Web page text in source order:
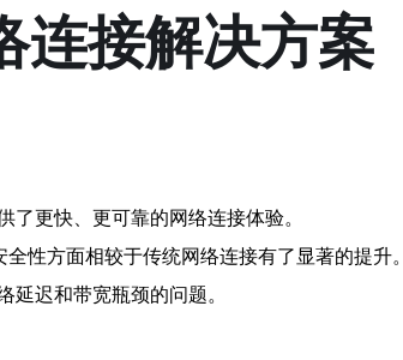
连接解决方案
更快、更可靠的网络连接体验。
性方面相较于传统网络连接有了显著的提升。
迟和带宽瓶颈的问题。